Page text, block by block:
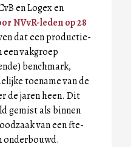
en Logex en
NVvR-leden op 28
dat een productie-
een vakgroep
benchmark,
toename van de
de jaren heen. Dit
gemist als binnen
van een fte-